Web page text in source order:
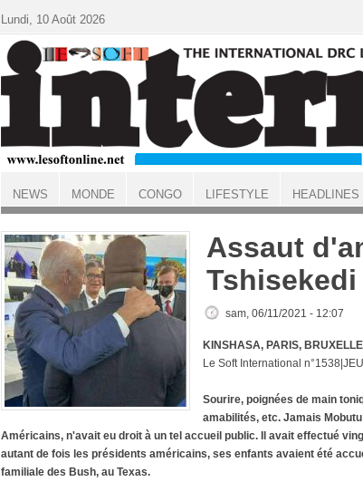
ACCUEIL
Assaut
sam, 06/11/2021 - 12:07
KINSHASA, PARIS,
Le Soft International
Sourire, poignées de main
amabilités, etc. Jamais
Américains, n'avait eu droit à un tel accueil public. Il avait effectué
autant de fois les présidents américains, ses enfants avaient été
familiale des Bush, au Texas.
Lundi, 10 Août 2026
NEWS MONDE CONGO LIFESTYLE HEADLINES